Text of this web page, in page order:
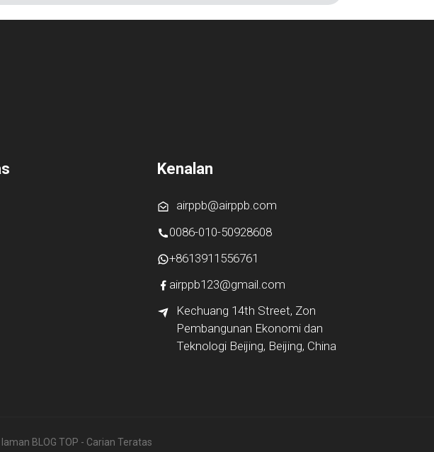
Kenalan
airppb@airppb.com
0086-010-50928608
+8613911556761
airppb123@gmail.com
Kechuang 14th Street, Zon
Pembangunan Ekonomi dan
Teknologi Beijing, Beijing, China
BLOG TOP - Carian Teratas